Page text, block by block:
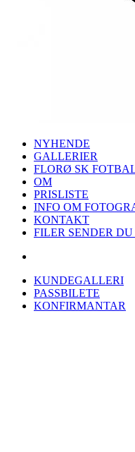
NYHENDE
GALLERIER
FLORØ SK
OM
PRISLISTE
INFO OM
KONTAKT
FILER SENDER DU
KUNDEGALLERI
PASSBILETE
KONFIRMANTAR